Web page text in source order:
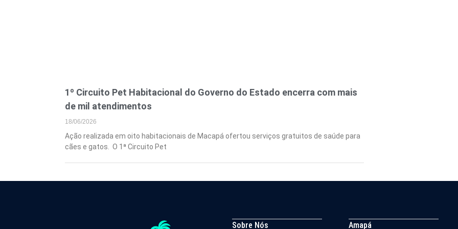
1º Circuito Pet Habitacional do Governo do Estado encerra com mais
de mil atendimentos
18/06/2026
Ação realizada em oito habitacionais de Macapá ofertou serviços gratuitos de saúde para
cães e gatos. O 1ª Circuito Pet
Sobre Nós Amapá